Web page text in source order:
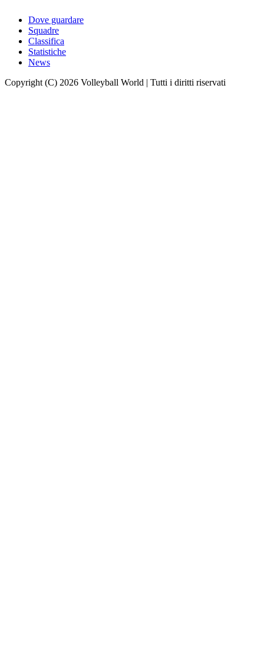
Dove guardare
Squadre
Classifica
Statistiche
News
Copyright (C) 2026 Volleyball World | Tutti i diritti riservati